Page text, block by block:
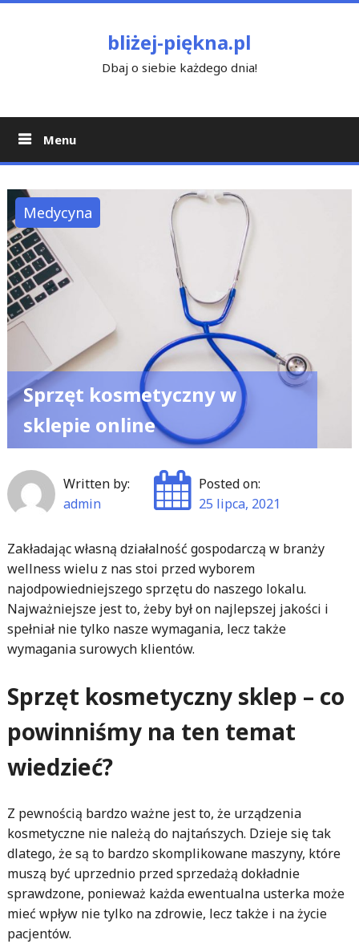
bliżej-piękna.pl
Dbaj o siebie każdego dnia!
Menu
Medycyna
Sprzęt kosmetyczny w
sklepie online
Written by:
admin
Posted on:
25 lipca, 2021
Zakładając własną działalność gospodarczą w branży
wellness wielu z nas stoi przed wyborem
najodpowiedniejszego sprzętu do naszego lokalu.
Najważniejsze jest to, żeby był on najlepszej jakości i
spełniał nie tylko nasze wymagania, lecz także
wymagania surowych klientów.
Sprzęt kosmetyczny sklep – co
powinniśmy na ten temat
wiedzieć?
Z pewnością bardzo ważne jest to, że urządzenia
kosmetyczne nie należą do najtańszych. Dzieje się tak
dlatego, że są to bardzo skomplikowane maszyny, które
muszą być uprzednio przed sprzedażą dokładnie
sprawdzone, ponieważ każda ewentualna usterka może
mieć wpływ nie tylko na zdrowie, lecz także i na życie
pacjentów.